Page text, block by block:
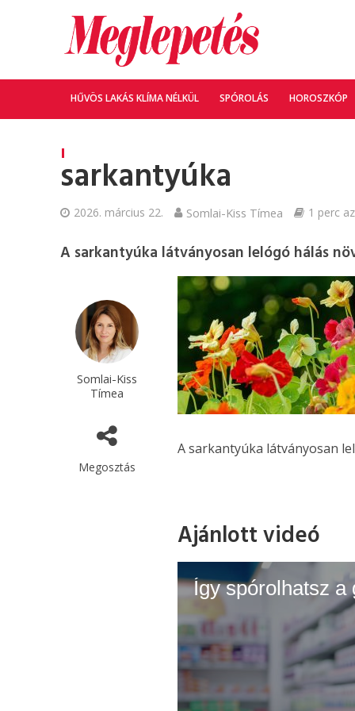
HŰVÖS LAKÁS KLÍMA NÉLKÜL SPÓROLÁS HOROSZKÓP
sarkantyúka
2026. március 22. Somlai-Kiss Tímea 1 perc
A sarkantyúka látványosan lelógó hálás
Somlai-Kiss
Tímea
Megosztás
A sarkantyúka látványosan
Ajánlott videó
Így spórolhatsz a